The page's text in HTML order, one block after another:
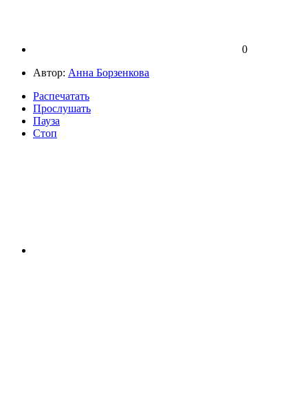
0
Автор: Анна Борзенкова
Распечатать
Прослушать
Пауза
Стоп